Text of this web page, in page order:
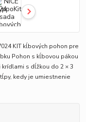
KIT kĺbových pohon pre
Pohon s kĺbovou pákou
s dĺžkou do 2 × 3
kedy je umiestnenie